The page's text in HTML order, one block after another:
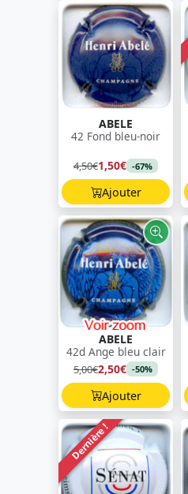
ABELE
42 Fond bleu-noir
4,50€1,50€ -67%
Ajouter
ABELE
42d Ange bleu clair
5,00€2,50€ -50%
Ajouter
Dernière !